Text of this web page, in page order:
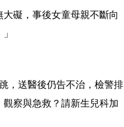
礙，事後女童母親不斷向
，送醫後仍告不治，檢警排
察與急救？請新生兒科加